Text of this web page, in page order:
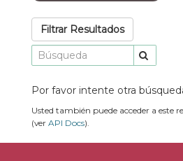
Filtrar Resultados
Por favor intente otra
Usted también puede acceder a este
(ver API Docs).